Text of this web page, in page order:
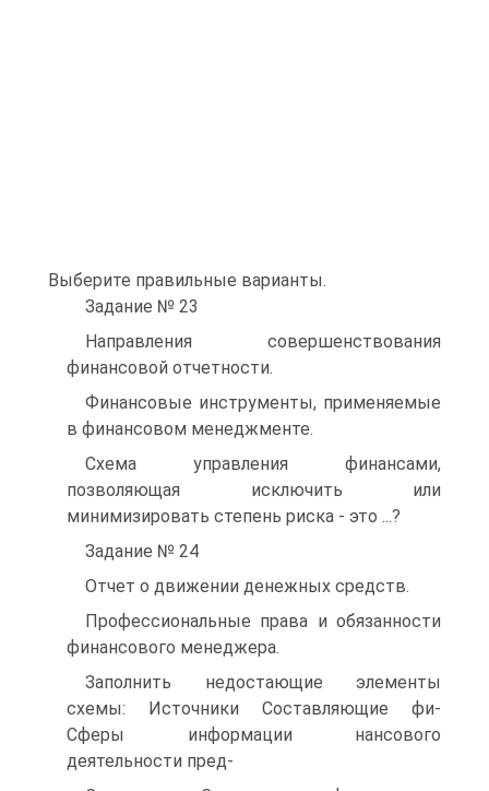
Выберите правильные варианты.
Задание № 23
Направления совершенствования
финансовой отчетности.
Финансовые инструменты, применяемые
в финансовом менеджменте.
Схема управления финансами,
позволяющая исключить или
минимизировать степень риска - это ...?
Задание № 24
Отчет о движении денежных средств.
Профессиональные права и обязанности
финансового менеджера.
Заполнить недостающие элементы
схемы: Источники Составляющие фи-
Сферы информации нансового
деятельности пред-